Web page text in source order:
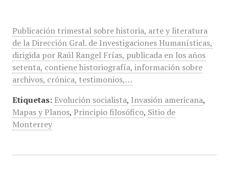
Publicación trimestal sobre historia, arte y literatura
de la Dirección Gral. de Investigaciones Humanísticas,
dirigida por Raúl Rangel Frías, publicada en los años
setenta, contiene historiografía, información sobre
archivos, crónica, testimonios,…
Etiquetas: Evolución socialista, Invasión americana,
Mapas y Planos, Principio filosófico, Sitio de
Monterrey